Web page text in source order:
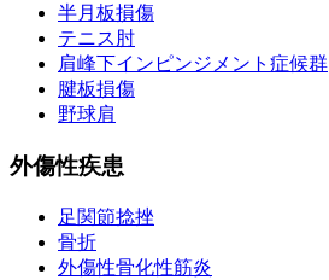
半月板損傷
テニス肘
肩峰下インピンジメント症候群
腱板損傷
野球肩
外傷性疾患
足関節捻挫
骨折
外傷性骨化性筋炎